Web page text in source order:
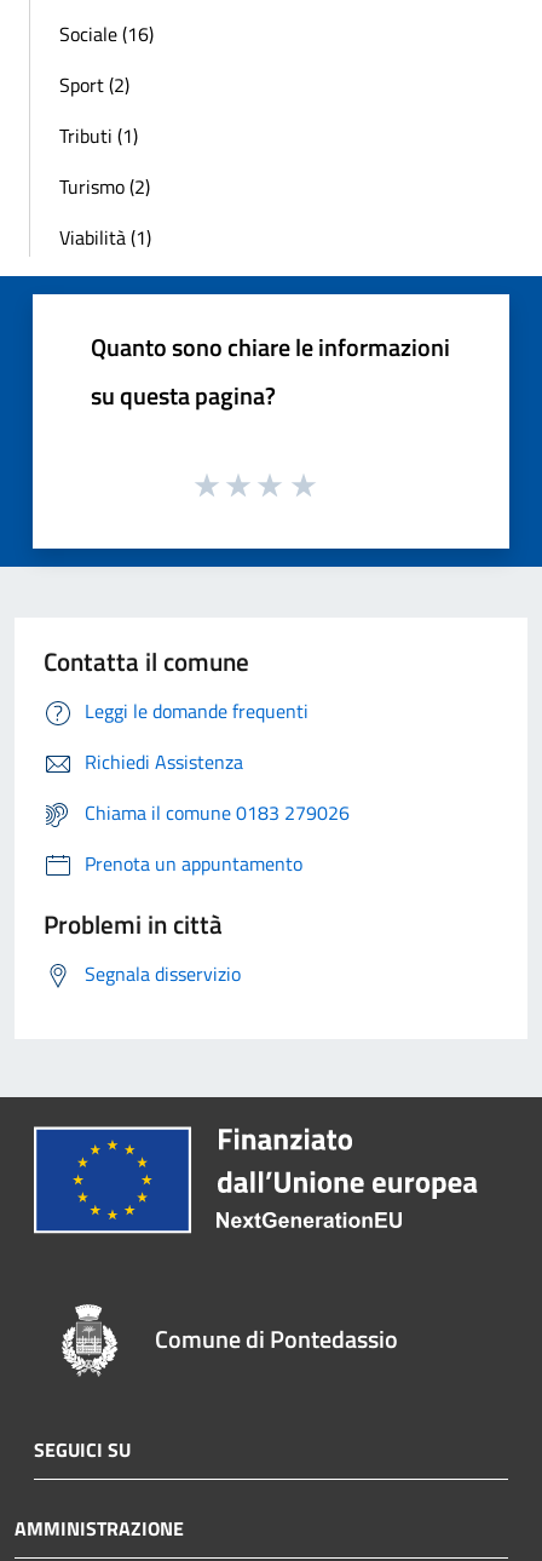
Sociale (16)
Sport (2)
Tributi (1)
Turismo (2)
Viabilità (1)
Quanto sono chiare le informazioni
su questa pagina?
Contatta il comune
Leggi le domande frequenti
Richiedi Assistenza
Chiama il comune 0183 279026
Prenota un appuntamento
Problemi in città
Segnala disservizio
Comune di Pontedassio
SEGUICI SU
AMMINISTRAZIONE